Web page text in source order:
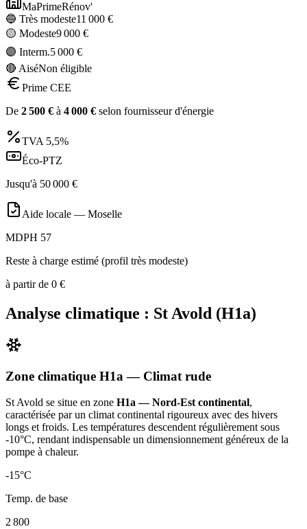
MaPrimeRénov'
🔵 Très modeste11 000 €
🟡 Modeste9 000 €
🟣 Interm.5 000 €
🔴 AiséNon éligible
Prime CEE
De 2 500 € à 4 000 € selon fournisseur d'énergie
TVA 5,5%
Éco-PTZ
Jusqu'à 50 000 €
Aide locale — Moselle
MDPH 57
Reste à charge estimé (profil très modeste)
à partir de 0 €
Analyse climatique : St Avold (H1a)
Zone climatique H1a — Climat rude
St Avold se situe en zone H1a — Nord-Est continental,
caractérisée par un climat continental rigoureux avec des hivers
longs et froids. Les températures descendent régulièrement sous
-10°C, rendant indispensable un dimensionnement généreux de la
pompe à chaleur.
-15°C
Temp. de base
2 800